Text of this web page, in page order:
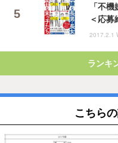
「不
＜応募
2017.2.1
ランキ
こちら